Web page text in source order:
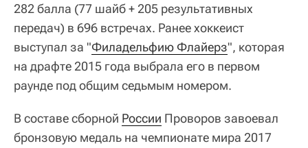
282 балла (77 шайб + 205 результативных
передач) в 696 встречах. Ранее хоккеист
выступал за "Филадельфию Флайерз", которая
на драфте 2015 года выбрала его в первом
раунде под общим седьмым номером.
В составе сборной России Проворов завоевал
бронзовую медаль на чемпионате мира 2017